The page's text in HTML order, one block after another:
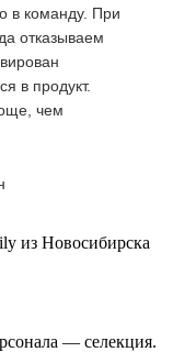
в команду. При
отказываем
в продукт.
чем
— селекция.